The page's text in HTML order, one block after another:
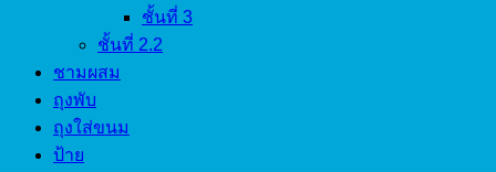
ชั้นที่ 3
ชั้นที่ 2.2
ชามผสม
ถุงพับ
ถุงใส่ขนม
ป้าย